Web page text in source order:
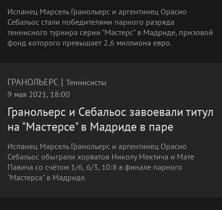
Испанец Марсель Гранольерс и аргентинец Орасио
Себальос стали победителями парного разряда
теннисного турнира серии "Мастерс" в Мадриде, призовой
фонд которого превышает 2,6 миллиона евро.
ГРАНОЛЬЕРС | Теннисисты
9 мая 2021, 18:00
Гранольерс и Себальос завоевали титул
на "Мастерсе" в Мадриде в паре
Испанец Марсель Гранольерс и аргентинец Орасио
Себальос обыграли хорватов Николу Мектича и Мате
Павича со счётом 1/6, 6/3, 10:8 в финале парного
"Мастерса" в Мадриде.